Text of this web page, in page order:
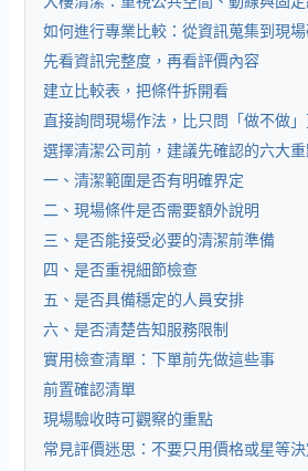
如何進行專業比較：從資訊蒐集到現
先看資訊完整度，再看評價內容
建立比較表，把條件拆開看
直接詢問現場作法，比只問「做不做
選擇清潔公司前，建議先確認的六大
一、清潔範圍是否有明確界定
二、現場條件是否需要額外說明
三、是否能接受必要的清潔前準備
四、是否重視細節檢查
五、是否具備穩定的人員安排
六、是否清楚告知服務限制
實用檢查清單：下單前先做這些事
前置確認清單
現場驗收時可觀察的重點
常見評價迷思：不要只用價格或星等決